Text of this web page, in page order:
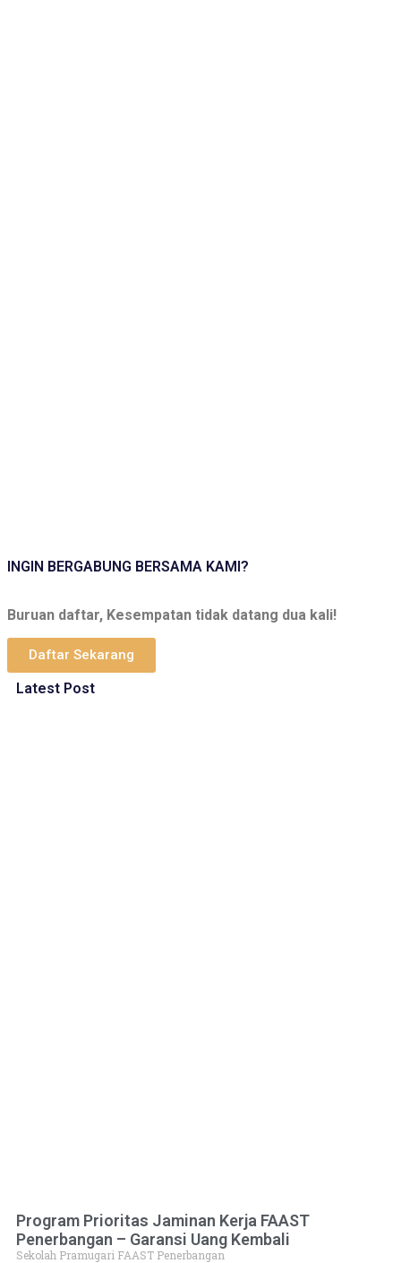
INGIN BERGABUNG BERSAMA KAMI?
Buruan daftar, Kesempatan tidak datang dua kali!
Daftar Sekarang
Latest Post
Program Prioritas Jaminan Kerja FAAST
Penerbangan – Garansi Uang Kembali
Sekolah Pramugari FAAST Penerbangan